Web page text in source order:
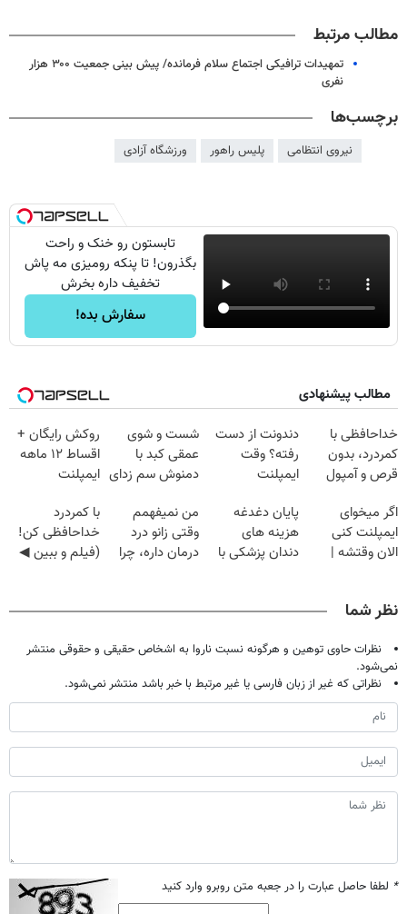
مطالب مرتبط
تمهیدات ترافیکی اجتماع سلام فرمانده/ پیش بینی جمعیت ۳۰۰ هزار
نفری
برچسب‌ها
نیروی انتظامی پلیس راهور ورزشگاه آزادی
تابستون رو خنک و راحت
بگذرون! تا پنکه رومیزی مه پاش
تخفیف داره بخرش
سفارش بده!
مطالب پیشنهادی
خداحافظی با
کمردرد، بدون
قرص و آمپول
دندونت از دست
رفته؟ وقت
ایمپلنت
شست و شوی
عمقی کبد با
دمنوش سم زدای
روکش رایگان +
اقساط ۱۲ ماهه
ایمپلنت
اگر میخوای
ایمپلنت کنی
الان وقتشه |
پایان دغدغه
هزینه های
دندان پزشکی با
من نمیفهمم
وقتی زانو درد
درمان داره، چرا
با کمردرد
خداحافظی کن!
(فیلم و ببین ◀
نظر شما
نظرات حاوی توهین و هرگونه نسبت ناروا به اشخاص حقیقی و حقوقی منتشر
نمی‌شود.
نظراتی که غیر از زبان فارسی یا غیر مرتبط با خبر باشد منتشر نمی‌شود.
* لطفا حاصل عبارت را در جعبه متن روبرو وارد کنید